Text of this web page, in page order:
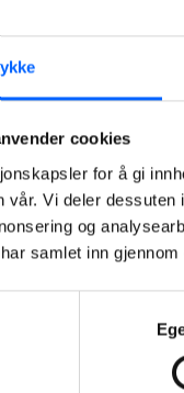
cookies
for å gi
vår. Vi deler
og
samlet inn
NCC
på
Les